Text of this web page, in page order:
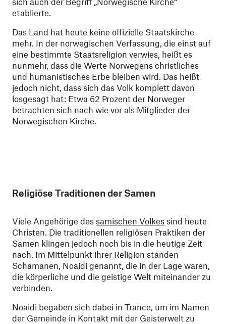
etablierte.
Das Land hat heute keine offizielle Staatskirche
mehr. In der norwegischen Verfassung, die einst auf
eine bestimmte Staatsreligion verwies, heißt es
nunmehr, dass die Werte Norwegens christliches
und humanistisches Erbe bleiben wird. Das heißt
jedoch nicht, dass sich das Volk komplett davon
losgesagt hat: Etwa 62 Prozent der Norweger
betrachten sich nach wie vor als Mitglieder der
Norwegischen Kirche.
Religiöse Traditionen der Samen
Viele Angehörige des samischen Volkes sind heute
Christen. Die traditionellen religiösen Praktiken der
Samen klingen jedoch noch bis in die heutige Zeit
nach. Im Mittelpunkt ihrer Religion standen
Schamanen, Noaidi genannt, die in der Lage waren,
die körperliche und die geistige Welt miteinander zu
verbinden.
Noaidi begaben sich dabei in Trance, um im Namen
der Gemeinde in Kontakt mit der Geisterwelt zu